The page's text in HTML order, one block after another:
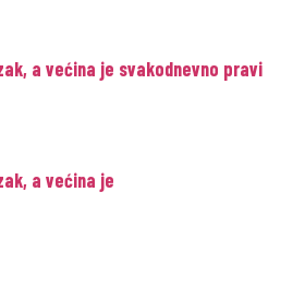
a većina je svakodnevno pravi
a većina je